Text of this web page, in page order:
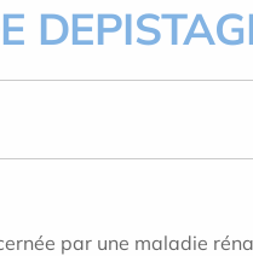
par une maladie